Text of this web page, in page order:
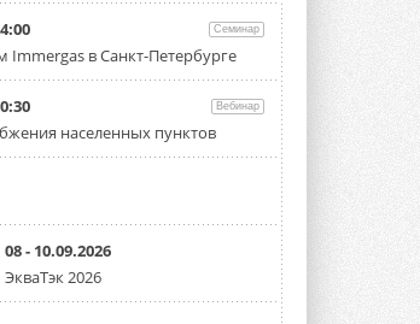
Семинар
Immergas в Санкт-Петербурге
Вебинар
населенных пунктов
08 - 10.09.2026
ЭкваТэк 2026